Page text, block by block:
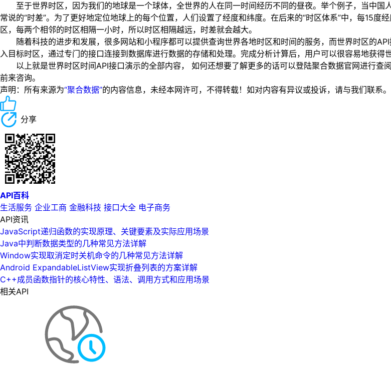
至于世界时区，因为我们的地球是一个球体，全世界的人在同一时间经历不同的昼夜。举个例子，当中国
常说的“时差”。为了更好地定位地球上的每个位置，人们设置了经度和纬度。在后来的“时区体系”中，每15
区，每两个相邻的时区相隔一小时，所以时区相隔越远，时差就会越大。
随着科技的进步和发展，很多网站和小程序都可以提供查询世界各地时区和时间的服务，而世界时区的
入目标时区，通过专门的接口连接到数据库进行数据的存储和处理。完成分析计算后，用户可以很容易地获得
以上就是世界时区时间API接口演示的全部内容， 如何还想要了解更多的话可以登陆聚合数据官网进行查
前来咨询。
声明：所有来源为“聚合数据”的内容信息，未经本网许可，不得转载！如对内容有异议或投诉，请与我们联
分享
API百科
生活服务 企业工商 金融科技 接口大全 电子商务
API资讯
JavaScript递归函数的实现原理、关键要素及实际应用场景
Java中判断数据类型的几种常见方法详解
Window实现取消定时关机命令的几种常见方法详解
Android ExpandableListView实现折叠列表的方案详解
C++成员函数指针的核心特性、语法、调用方式和应用场景
相关API